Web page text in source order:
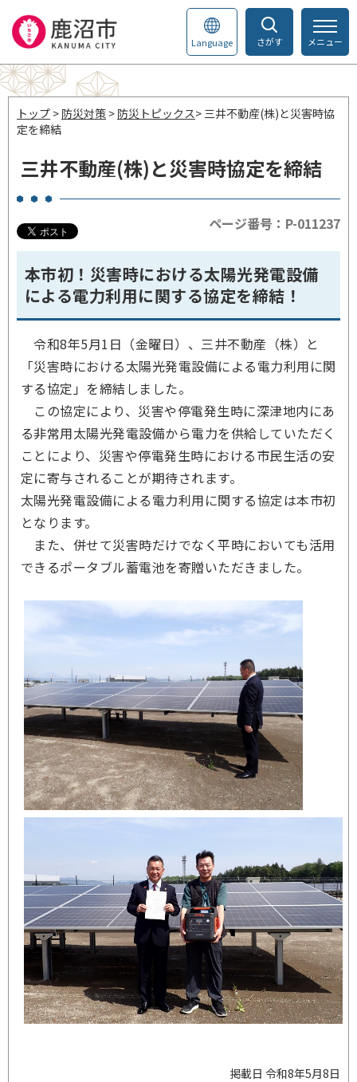
さがす
Language メニュー
トップ > 防災対策 > 防災トピックス> 三井不動産(株)と災害時協
定を締結
三井不動産(株)と災害時協定を締結
ページ番号：P-011237
本市初！災害時における太陽光発電設備
による電力利用に関する協定を締結！
令和8年5月1日（金曜日）、三井不動産（株）と
「災害時における太陽光発電設備による電力利用に関
する協定」を締結しました。
この協定により、災害や停電発生時に深津地内にあ
る非常用太陽光発電設備から電力を供給していただく
ことにより、災害や停電発生時における市民生活の安
定に寄与されることが期待されます。
太陽光発電設備による電力利用に関する協定は本市初
となります。
また、併せて災害時だけでなく平時においても活用
できるポータブル蓄電池を寄贈いただきました。
掲載日 令和8年5月8日